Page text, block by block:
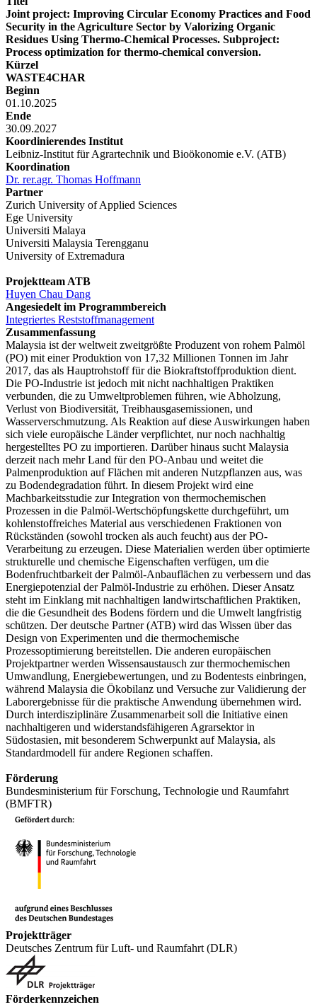
Joint project: Improving Circular Economy Practices and Food
Security in the Agriculture Sector by Valorizing Organic
Residues Using Thermo-Chemical Processes. Subproject:
Process optimization for thermo-chemical conversion.
Kürzel
WASTE4CHAR
Beginn
01.10.2025
Ende
30.09.2027
Koordinierendes Institut
Leibniz-Institut für Agrartechnik und Bioökonomie e.V. (ATB)
Koordination
Dr. rer.agr. Thomas Hoffmann
Partner
Zurich University of Applied Sciences
Ege University
Universiti Malaya
Universiti Malaysia Terengganu
University of Extremadura
Projektteam ATB
Huyen Chau Dang
Angesiedelt im Programmbereich
Integriertes Reststoffmanagement
Zusammenfassung
Malaysia ist der weltweit zweitgrößte Produzent von rohem Palmöl
(PO) mit einer Produktion von 17,32 Millionen Tonnen im Jahr
2017, das als Hauptrohstoff für die Biokraftstoffproduktion dient.
Die PO-Industrie ist jedoch mit nicht nachhaltigen Praktiken
verbunden, die zu Umweltproblemen führen, wie Abholzung,
Verlust von Biodiversität, Treibhausgasemissionen, und
Wasserverschmutzung. Als Reaktion auf diese Auswirkungen haben
sich viele europäische Länder verpflichtet, nur noch nachhaltig
hergestelltes PO zu importieren. Darüber hinaus sucht Malaysia
derzeit nach mehr Land für den PO-Anbau und weitet die
Palmenproduktion auf Flächen mit anderen Nutzpflanzen aus, was
zu Bodendegradation führt. In diesem Projekt wird eine
Machbarkeitsstudie zur Integration von thermochemischen
Prozessen in die Palmöl-Wertschöpfungskette durchgeführt, um
kohlenstoffreiches Material aus verschiedenen Fraktionen von
Rückständen (sowohl trocken als auch feucht) aus der PO-
Verarbeitung zu erzeugen. Diese Materialien werden über optimierte
strukturelle und chemische Eigenschaften verfügen, um die
Bodenfruchtbarkeit der Palmöl-Anbauflächen zu verbessern und das
Energiepotenzial der Palmöl-Industrie zu erhöhen. Dieser Ansatz
steht im Einklang mit nachhaltigen landwirtschaftlichen Praktiken,
die die Gesundheit des Bodens fördern und die Umwelt langfristig
schützen. Der deutsche Partner (ATB) wird das Wissen über das
Design von Experimenten und die thermochemische
Prozessoptimierung bereitstellen. Die anderen europäischen
Projektpartner werden Wissensaustausch zur thermochemischen
Umwandlung, Energiebewertungen, und zu Bodentests einbringen,
während Malaysia die Ökobilanz und Versuche zur Validierung der
Laborergebnisse für die praktische Anwendung übernehmen wird.
Durch interdisziplinäre Zusammenarbeit soll die Initiative einen
nachhaltigeren und widerstandsfähigeren Agrarsektor in
Südostasien, mit besonderem Schwerpunkt auf Malaysia, als
Standardmodell für andere Regionen schaffen.
Förderung
Bundesministerium für Forschung, Technologie und Raumfahrt
(BMFTR)
Projektträger
Deutsches Zentrum für Luft- und Raumfahrt (DLR)
Förderkennzeichen